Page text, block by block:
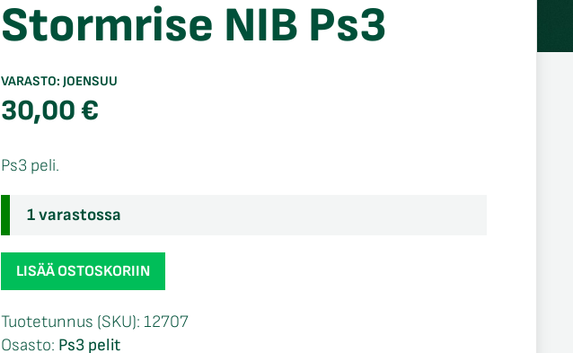
Stormrise NIB Ps3
VARASTO: JOENSUU
30,00€
Ps3 peli.
1 varastossa
Stormrise
NIB
määrä
LISÄÄ OSTOSKORIIN
Tuotetunnus (SKU): 12707
Osasto: Ps3 pelit